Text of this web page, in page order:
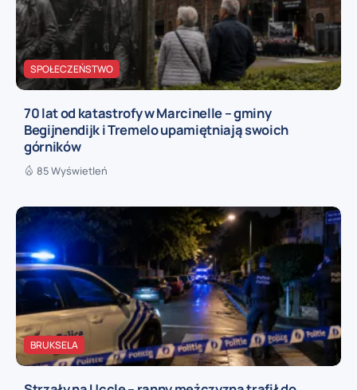
SPOŁECZEŃSTWO
70 lat od katastrofy w Marcinelle – gminy
Begijnendijk i Tremelo upamiętniają swoich
górników
85 Wyświetleń
BRUKSELA